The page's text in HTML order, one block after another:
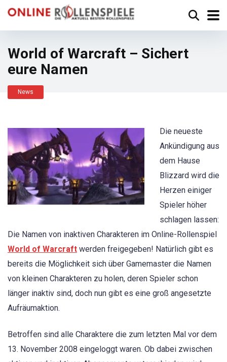
World of Warcraft – Sichert
eure Namen
News
Die neueste
Ankündigung aus
dem Hause
Blizzard wird die
Herzen einiger
Spieler höher
schlagen lassen:
Die Namen von inaktiven Charakteren im Online-Rollenspiel
World of Warcraft werden freigegeben! Natürlich gibt es
bereits die Möglichkeit sich über Gamemaster die Namen
von kleinen Charakteren zu holen, deren Spieler schon
länger inaktiv sind, doch nun gibt es eine groß angesetzte
Aufräumaktion.
Betroffen sind alle Charaktere die zum letzten Mal vor dem
13. November 2008 eingeloggt waren. Ob dabei zwischen